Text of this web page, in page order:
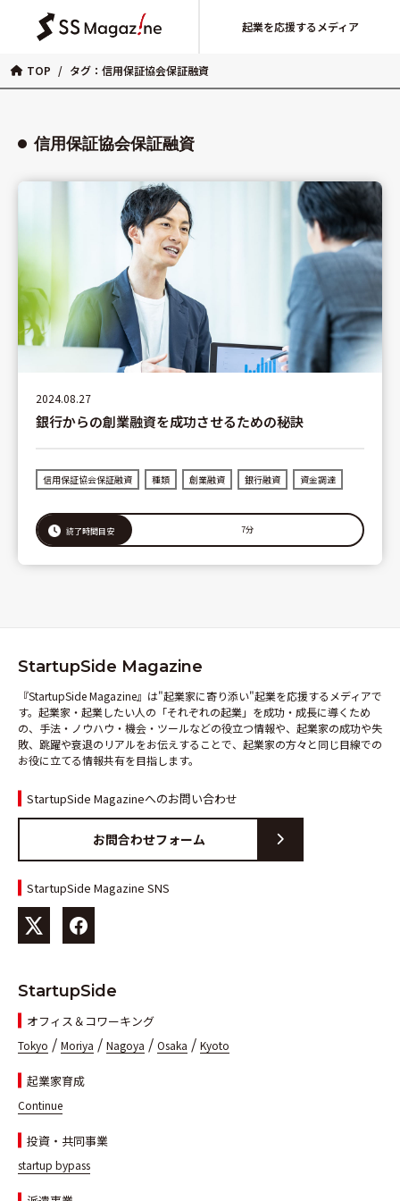
起業を応援するメディア
TOP / タグ：信用保証協会保証融資
信用保証協会保証融資
2024.08.27
銀行からの創業融資を成功させるための秘訣
信用保証協会保証融資 種類 創業融資 銀行融資 資金調達
読了時間目安 7分
StartupSide Magazine
『StartupSide Magazine』は"起業家に寄り添い"起業を応援するメディアで
す。起業家・起業したい人の「それぞれの起業」を成功・成長に導くため
の、手法・ノウハウ・機会・ツールなどの役立つ情報や、起業家の成功や失
敗、跳躍や衰退のリアルをお伝えすることで、起業家の方々と同じ目線での
お役に立てる情報共有を目指します。
StartupSide Magazineへのお問い合わせ
お問合わせフォーム
StartupSide Magazine SNS
StartupSide
オフィス＆コワーキング
Tokyo / Moriya / Nagoya / Osaka / Kyoto
起業家育成
Continue
投資・共同事業
startup bypass